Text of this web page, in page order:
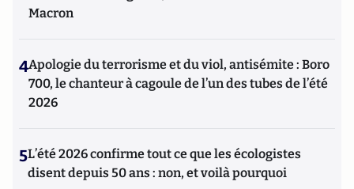
Macron
4Apologie du terrorisme et du viol, antisémite : Boro
700, le chanteur à cagoule de l’un des tubes de l’été
2026
5L’été 2026 confirme tout ce que les écologistes
disent depuis 50 ans : non, et voilà pourquoi